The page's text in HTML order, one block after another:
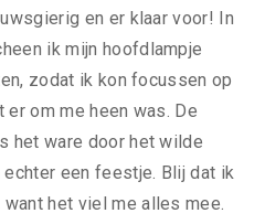
en er klaar voor! In
ik mijn hoofdlampje
zodat ik kon focussen op
om me heen was. De
het ware door het wilde
een feestje. Blij dat ik
het viel me alles mee.